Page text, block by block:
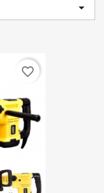

favorite_border